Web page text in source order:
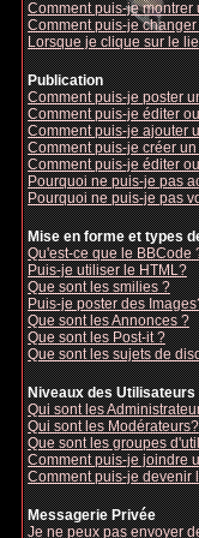
Comment puis-je
Comment puis-je
Lorsque je clique sur le
Publication
Comment puis-je poster
Comment puis-je éditer
Comment puis-je ajouter
Comment puis-je créer
Comment puis-je éditer
Pourquoi ne puis-je pas
Pourquoi ne puis-je pas
Mise en forme et types
Qu'est-ce que le BBCode
Puis-je utiliser le HTML?
Que sont les smilies ?
Puis-je poster des
Que sont les Annonces ?
Que sont les Post-it ?
Que sont les sujets de
Niveaux des Utilisateurs
Qui sont les
Qui sont les Modérateurs?
Que sont les groupes
Comment puis-je joindre
Comment puis-je devenir
Messagerie Privée
Je ne peux pas envoyer